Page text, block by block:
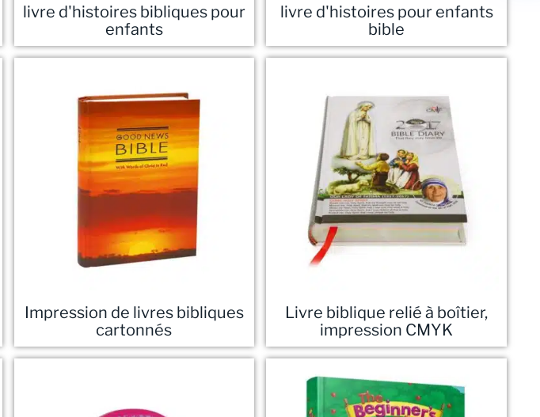
livre d'histoires bibliques pour
enfants
livre d'histoires pour enfants
bible
Impression de livres bibliques
cartonnés
Livre biblique relié à boîtier,
impression CMYK